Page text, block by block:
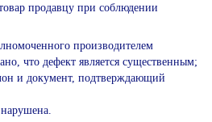
продавцу при соблюдении
производителем
что дефект является существенным;
и документ, подтверждающий